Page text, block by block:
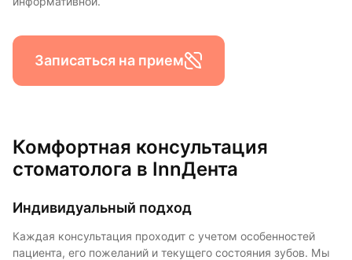
Записаться на прием
Комфортная консультация
стоматолога в InnДента
Индивидуальный подход
Каждая консультация проходит с учетом особенностей
пациента, его пожеланий и текущего состояния зубов. Мы